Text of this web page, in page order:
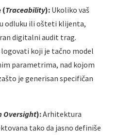
(Traceability): Ukoliko vaš
odluku ili ošteti klijenta,
digitalni audit trag.
koji je tačno model
parametrima, nad kojom
je generisan specifičan
Oversight):Arhitektura
tako da jasno definiše